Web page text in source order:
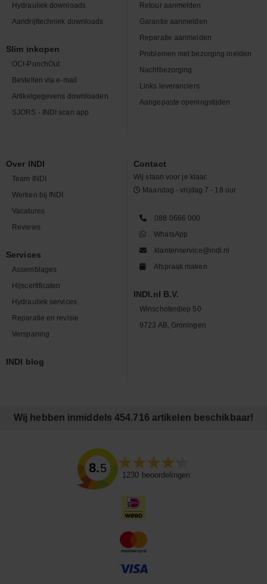
Hydrauliek downloads
Aandrijftechniek downloads
Slim inkopen
OCI-PunchOut
Bestellen via e-mail
Artikelgegevens downloaden
SJORS - INDI scan app
Retour aanmelden
Garantie aanmelden
Reparatie aanmelden
Problemen met bezorging melden
Nachtbezorging
Links leveranciers
Aangepaste openingstijden
Over INDI
Team INDI
Werken bij INDI
Vacatures
Reviews
Services
Assemblages
Hijscertificaten
Hydrauliek services
Reparatie en revisie
Verspaning
INDI blog
Contact
Wij staan voor je klaar.
Maandag - vrijdag 7 - 18 uur
088 0666 000
WhatsApp
klantenservice@indi.nl
Afspraak maken
INDI.nl B.V.
Winschoterdiep 50
9723 AB, Groningen
Wij hebben inmiddels 454.716 artikelen beschikbaar!
8.5
1230 beoordelingen